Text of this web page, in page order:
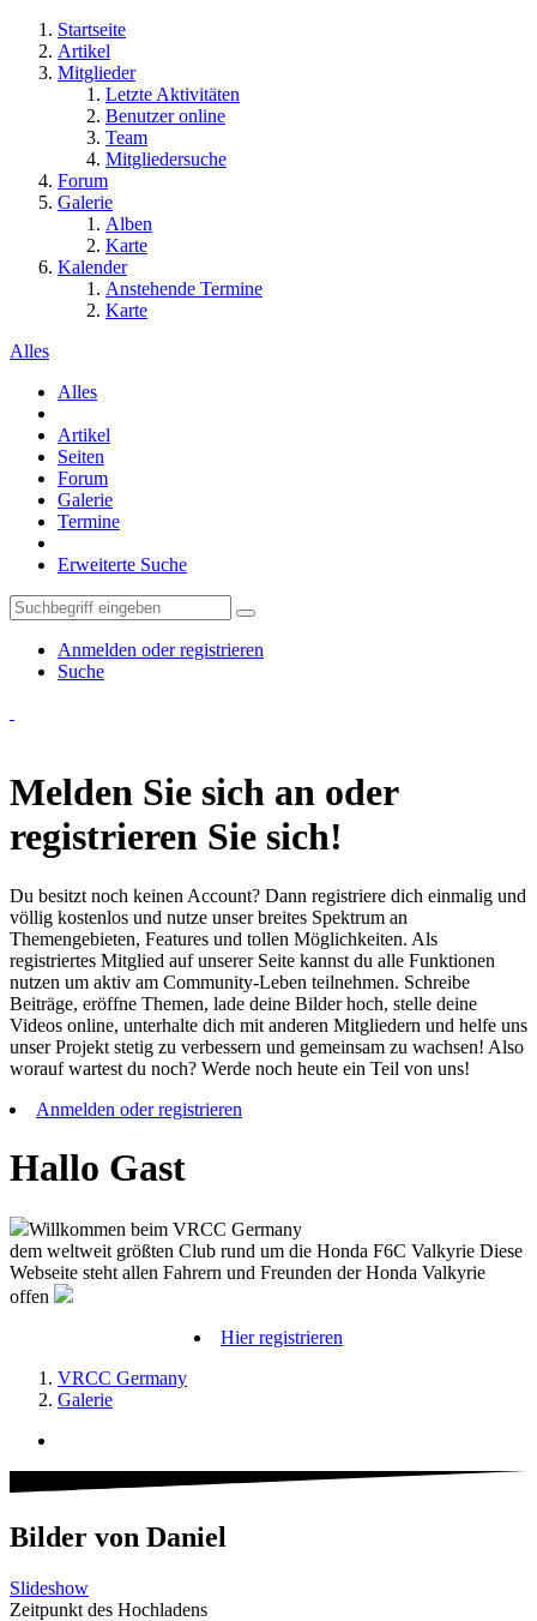
Startseite
Artikel
Mitglieder
Letzte Aktivitäten
Benutzer online
Team
Mitgliedersuche
Forum
Galerie
Alben
Karte
Kalender
Anstehende Termine
Karte
Alles
Alles
Artikel
Seiten
Forum
Galerie
Termine
Erweiterte Suche
Anmelden oder registrieren
Suche
Melden Sie sich an oder
registrieren Sie sich!
Du besitzt noch keinen Account? Dann registriere dich einmalig und
völlig kostenlos und nutze unser breites Spektrum an
Themengebieten, Features und tollen Möglichkeiten. Als
registriertes Mitglied auf unserer Seite kannst du alle Funktionen
nutzen um aktiv am Community-Leben teilnehmen. Schreibe
Beiträge, eröffne Themen, lade deine Bilder hoch, stelle deine
Videos online, unterhalte dich mit anderen Mitgliedern und helfe uns
unser Projekt stetig zu verbessern und gemeinsam zu wachsen! Also
worauf wartest du noch? Werde noch heute ein Teil von uns!
Anmelden oder registrieren
Hallo Gast
Willkommen beim VRCC Germany
dem weltweit größten Club rund um die Honda F6C Valkyrie Diese
Webseite steht allen Fahrern und Freunden der Honda Valkyrie
offen
Hier registrieren
VRCC Germany
Galerie
Bilder von Daniel
Slideshow
Zeitpunkt des Hochladens